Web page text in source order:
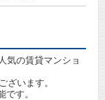
気の賃貸マンショ
ざいます。
す。